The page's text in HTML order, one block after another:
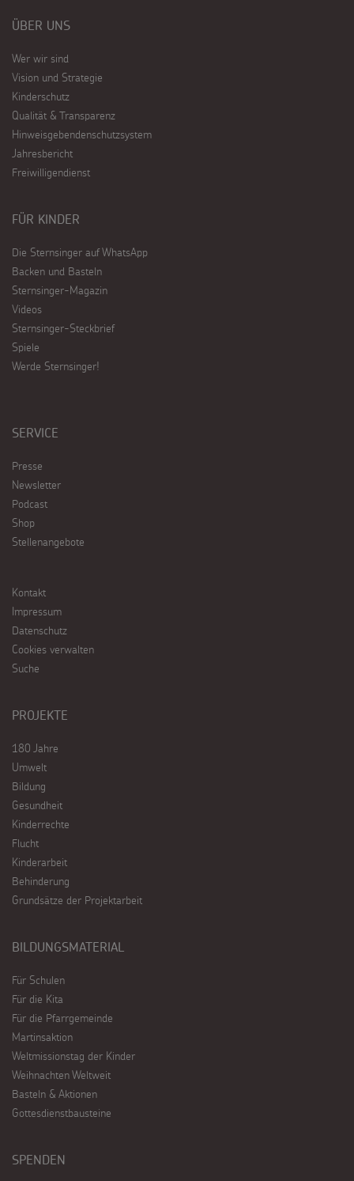
ÜBER UNS
Wer wir sind
Vision und Strategie
Kinderschutz
Qualität & Transparenz
Hinweisgebendenschutzsystem
Jahresbericht
Freiwilligendienst
FÜR KINDER
Die Sternsinger auf WhatsApp
Backen und Basteln
Sternsinger-Magazin
Videos
Sternsinger-Steckbrief
Spiele
Werde Sternsinger!
SERVICE
Presse
Newsletter
Podcast
Shop
Stellenangebote
Kontakt
Impressum
Datenschutz
Cookies verwalten
Suche
PROJEKTE
180 Jahre
Umwelt
Bildung
Gesundheit
Kinderrechte
Flucht
Kinderarbeit
Behinderung
Grundsätze der Projektarbeit
BILDUNGSMATERIAL
Für Schulen
Für die Kita
Für die Pfarrgemeinde
Martinsaktion
Weltmissionstag der Kinder
Weihnachten Weltweit
Basteln & Aktionen
Gottesdienstbausteine
SPENDEN